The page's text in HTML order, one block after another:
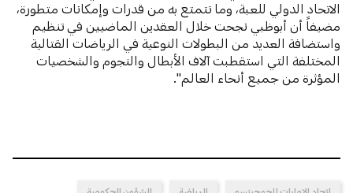
الاتحاد الدولي للعبة، وما تتمتع به من قدرات وإمكانات متطورة،
مضيفاً أن أبوظبي نجحت خلال العقدين الماضيين في تنظيم
واستضافة العديد من البطولات النوعية في الرياضات القتالية
المختلفة التي استقطبت آلاف الأبطال والنجوم والشخصيات
المؤثرة من جميع أنحاء العالم".